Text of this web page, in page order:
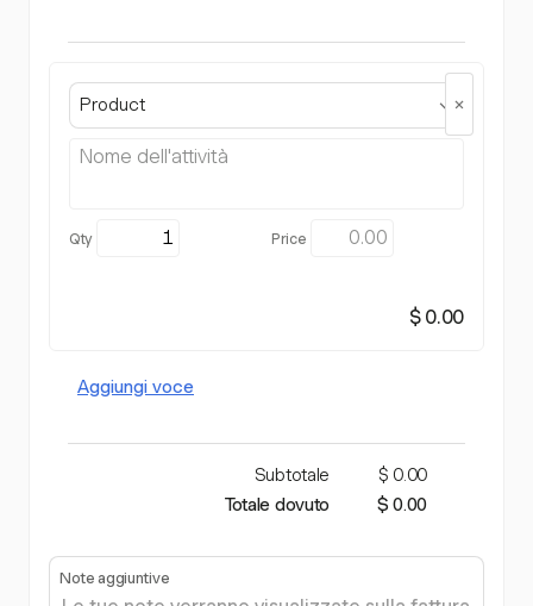
Product
$ 0.00
Aggiungi voce
Subtotale
$ 0.00
Totale dovuto
$ 0.00
Note aggiuntive